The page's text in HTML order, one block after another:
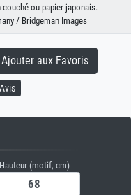
ou papier japonais.
/ Bridgeman Images
Ajouter aux Favoris
Hauteur (motif, cm)